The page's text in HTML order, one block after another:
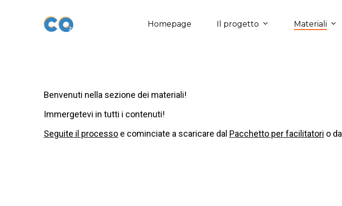
Homepage Il progetto Materiali
Benvenuti nella sezione dei materiali!
Immergetevi in tutti i contenuti!
Seguite il processo e cominciate a scaricare dal Pacchetto per facilitatori o dal